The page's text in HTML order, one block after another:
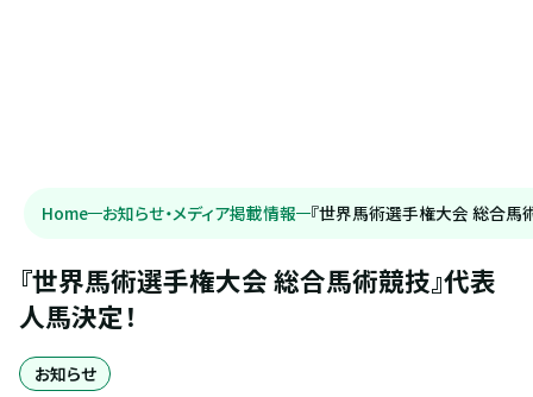
Home お知らせ・メディア掲載情報 『世界馬術選手権大会 総合馬
『世界馬術選手権大会 総合馬術競技』代表
人馬決定！
お知らせ